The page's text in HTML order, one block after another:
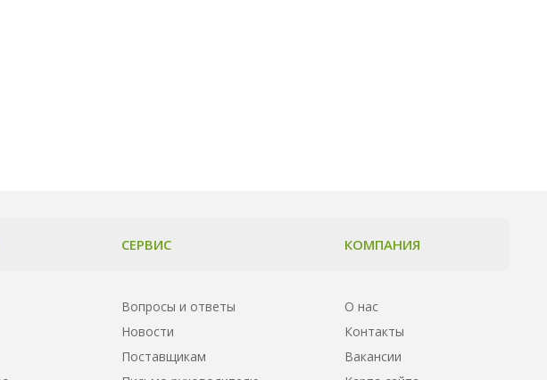
СЕРВИС
Вопросы и ответы
Новости
Поставщикам
КОМПАНИЯ
О нас
Контакты
Вакансии